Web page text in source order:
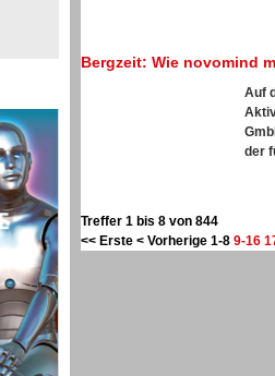
Bergzeit: Wie novomind
Auf
der
Treffer 1 bis 8 von 844
<< Erste < Vorherige 1-8 9-16